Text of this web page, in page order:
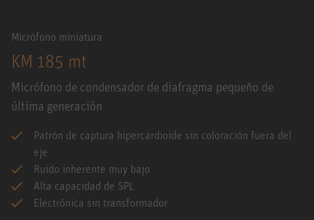
Micrófono miniatura
KM 185 mt
Micrófono de condensador de diafragma pequeño de
última generación
Patrón de captura hipercardioide sin coloración fuera del
eje
Ruido inherente muy bajo
Alta capacidad de SPL
Electrónica sin transformador